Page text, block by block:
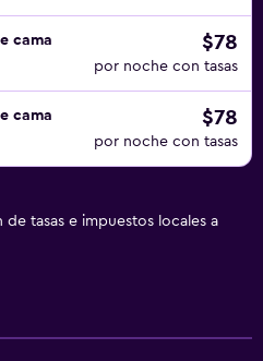
cama
$78
por noche con tasas
cama
$78
por noche con tasas
tasas e impuestos locales a